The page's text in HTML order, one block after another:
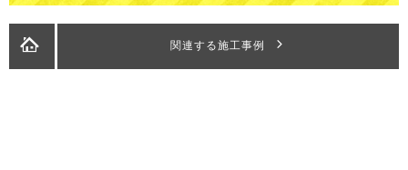
関連する施工事例